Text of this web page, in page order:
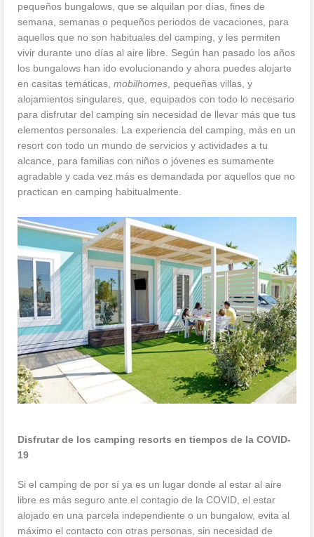
pequeños bungalows, que se alquilan por días, fines de
semana, semanas o pequeños periodos de vacaciones, para
aquellos que no son habituales del camping, y les permiten
vivir durante uno días al aire libre. Según han pasado los años
los bungalows han ido evolucionando y ahora puedes alojarte
en casitas temáticas,mobilhomes, pequeñas villas, y
alojamientos singulares, que, equipados con todo lo necesario
para disfrutar del camping sin necesidad de llevar más que tus
elementos personales. La experiencia del camping, más en un
resort con todo un mundo de servicios y actividades a tu
alcance, para familias con niños o jóvenes es sumamente
agradable y cada vez más es demandada por aquellos que no
practican en camping habitualmente.
Disfrutar de los camping resorts en tiempos de la COVID-
19
Si el camping de por sí ya es un lugar donde al estar al aire
libre es más seguro ante el contagio de la COVID, el estar
alojado en una parcela independiente o un bungalow, evita al
máximo el contacto con otras personas, sin necesidad de